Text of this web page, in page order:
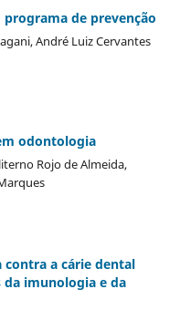
de prevenção
André Luiz Cervantes
odontologia
Rojo de Almeida,
contra a cárie dental
imunologia e da